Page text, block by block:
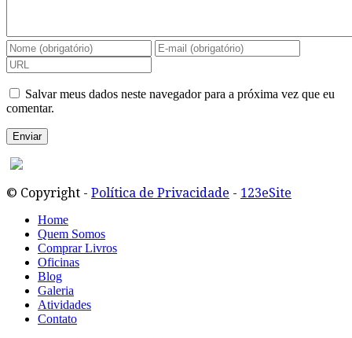
Salvar meus dados neste navegador para a próxima vez que eu
comentar.
© Copyright - Política de Privacidade - 123eSite
Home
Quem Somos
Comprar Livros
Oficinas
Blog
Galeria
Atividades
Contato